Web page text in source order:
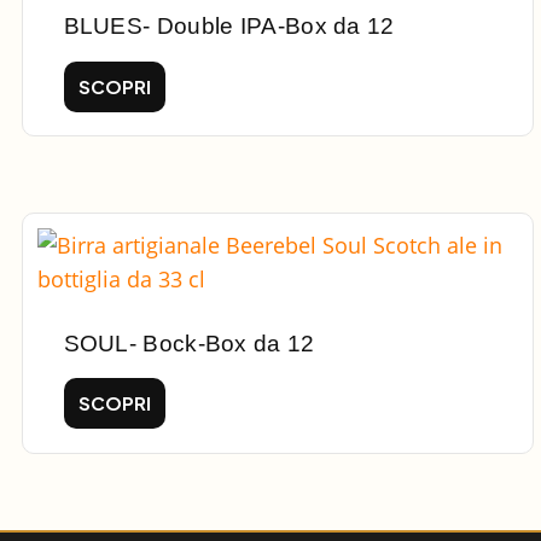
BLUES- Double IPA-Box da 12
SCOPRI
SOUL- Bock-Box da 12
SCOPRI